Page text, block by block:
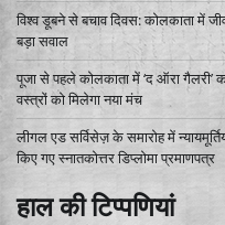
विश्व डूबने से बचाव दिवस: कोलकाता में
बड़ा सवाल
पूजा से पहले कोलकाता में ‘द ऑरा गैलरी’
वस्त्रों को मिलेगा नया मंच
लीगल एड सर्विसेज़ के समारोह में
किए गए स्नातकोत्तर डिप्लोमा प्रमाणपत्र
हाल की टिप्पणियां